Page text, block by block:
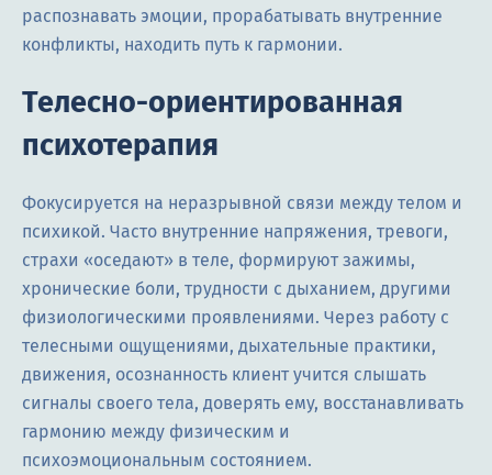
распознавать эмоции, прорабатывать внутренние
конфликты, находить путь к гармонии.
Телесно-ориентированная
психотерапия
Фокусируется на неразрывной связи между телом и
психикой. Часто внутренние напряжения, тревоги,
страхи «оседают» в теле, формируют зажимы,
хронические боли, трудности с дыханием, другими
физиологическими проявлениями. Через работу с
телесными ощущениями, дыхательные практики,
движения, осознанность клиент учится слышать
сигналы своего тела, доверять ему, восстанавливать
гармонию между физическим и
психоэмоциональным состоянием.